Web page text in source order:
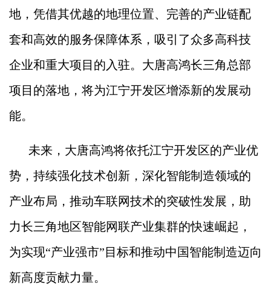
地，凭借其优越的地理位置、完善的产业链配
套和高效的服务保障体系，吸引了众多高科技
企业和重大项目的入驻。大唐高鸿长三角总部
项目的落地，将为江宁开发区增添新的发展动
能。
未来，大唐高鸿将依托江宁开发区的产业优
势，持续强化技术创新，深化智能制造领域的
产业布局，推动车联网技术的突破性发展，助
力长三角地区智能网联产业集群的快速崛起，
为实现“产业强市”目标和推动中国智能制造迈向
新高度贡献力量。